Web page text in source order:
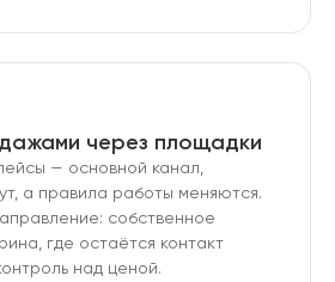
через площадки
— основной канал,
а правила работы меняются.
собственное
где остаётся контакт
над ценой.